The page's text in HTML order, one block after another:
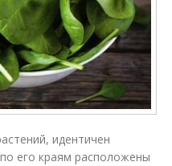
идентичен
его краям расположены